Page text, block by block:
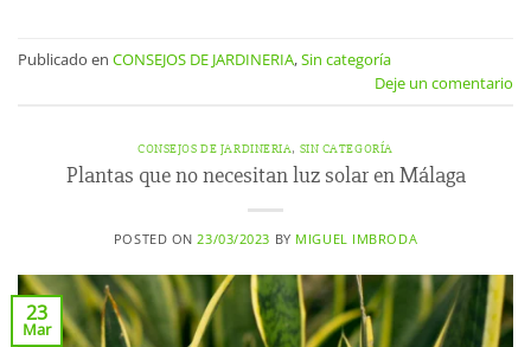
Publicado en CONSEJOS DE JARDINERIA,Sin categoría
Deje un comentario
CONSEJOS DE JARDINERIA, SIN CATEGORÍA
Plantas que no necesitan luz solar en Málaga
POSTED ON23/03/2023 BY MIGUEL IMBRODA
23
Mar